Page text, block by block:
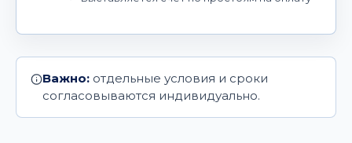
Важно: отдельные условия и сроки
согласовываются индивидуально.